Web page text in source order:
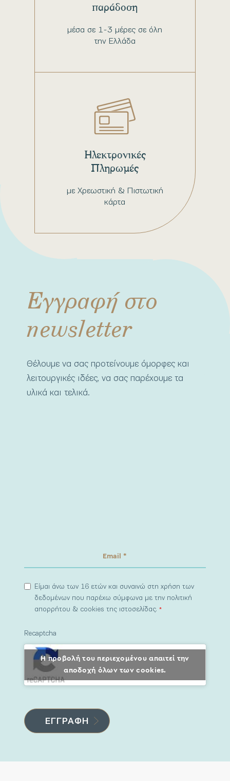
μέσα σε 1-3 μέρες σε όλη
την Ελλάδα
παράδοση
με Χρεωστική & Πιστωτική
κάρτα
Ηλεκτρονικές
Πληρωμές
Εγγραφή στο
newsletter
Θέλουμε να σας προτείνουμε όμορφες και
λειτουργικές ιδέες, να σας παρέχουμε τα
υλικά και τελικά.
Είμαι άνω των 16 ετών και συναινώ στη χρήση των
δεδομένων που παρέχω σύμφωνα με την πολιτική
απορρήτου & cookies της ιστοσελίδας.*
Recaptcha
Η προβολή του περιεχομένου απαιτεί την
αποδοχή όλων των cookies.